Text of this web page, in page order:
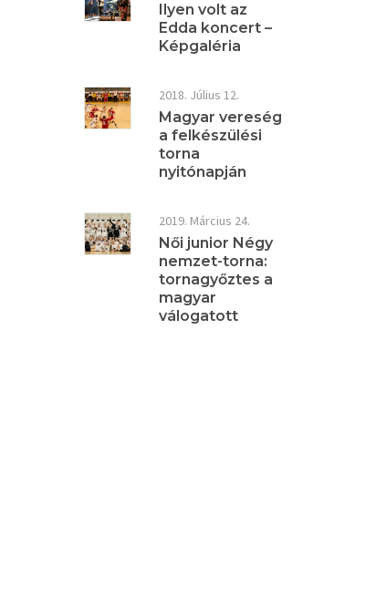
Ilyen volt az
Edda koncert –
Képgaléria
2018. Július 12.
Magyar vereség
a felkészülési
torna
nyitónapján
2019. Március 24.
Női junior Négy
nemzet-torna:
tornagyőztes a
magyar
válogatott